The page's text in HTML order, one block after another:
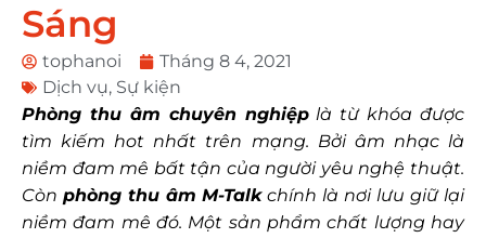
Sáng
tophanoi
Tháng 8 4, 2021
Dịch vụ, Sự kiện
Phòng thu âm chuyên nghiệplà từ khóa được
tìm kiếm hot nhất trên mạng. Bởi âm nhạc là
niềm đam mê bất tận của người yêu nghệ thuật.
Còn phòng thu âm M-Talk chính là nơi lưu giữ lại
niềm đam mê đó. Một sản phẩm chất lượng hay